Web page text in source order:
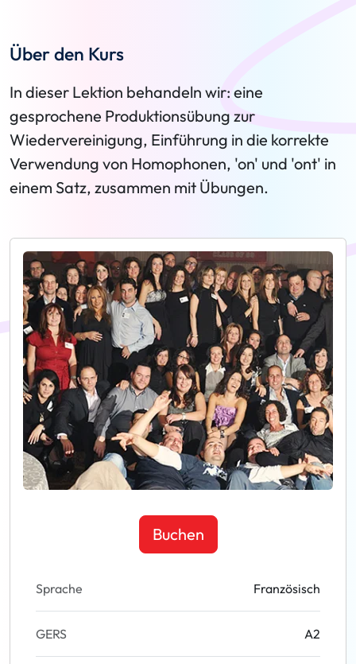
Über den Kurs
In dieser Lektion behandeln wir: eine
gesprochene Produktionsübung zur
Wiedervereinigung, Einführung in die korrekte
Verwendung von Homophonen, 'on' und 'ont' in
einem Satz, zusammen mit Übungen.
Buchen
Sprache Französisch
GERS A2